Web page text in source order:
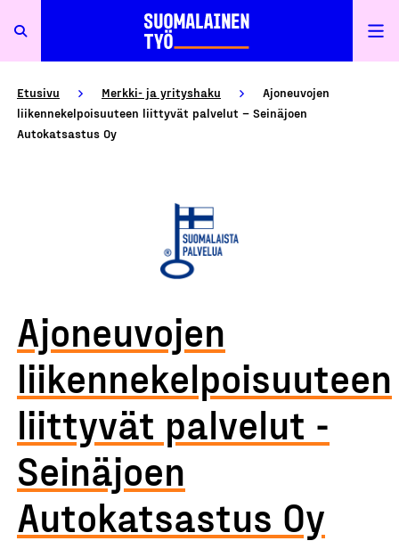
Etusivu Merkki- ja yrityshaku
Ajoneuvojen
liikennekelpoisuuteen liittyvät palvelut – Seinäjoen
Autokatsastus Oy
Ajoneuvojen
liikennekelpoisuuteen
liittyvät palvelut -
Seinäjoen
Autokatsastus Oy